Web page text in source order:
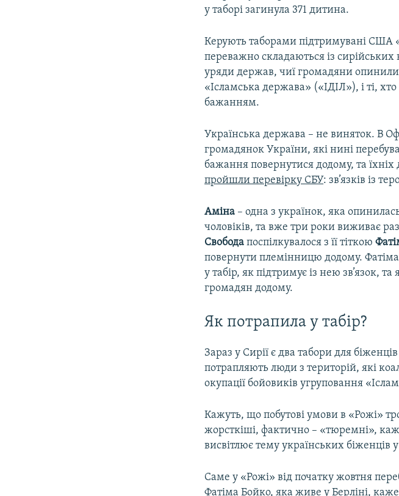
у таборі загинула 371 дитина.
Керують таборами підтримувані США
переважно складаються із
уряди держав, чиї громадяни
«Ісламська держава» («ІДІЛ»), і ті,
бажанням.
Українська держава – не виняток. В
громадянок України, які нині
бажання повернутися додому, та їхніх
пройшли перевірку СБУ: зв’язків із
Аміна – одна з українок, яка
чоловіків, та вже три роки виживає
Свобода поспілкувалося з її тіткою
повернути племінницю додому.
у табір, як підтримує із нею зв’язок,
громадян додому.
Як потрапила у табір?
Зараз у Сирії є два табори для
потрапляють люди з територій, які
окупації бойовиків угруповання
Кажуть, що побутові умови в «Рожі»
жорсткіші, фактично – «тюремні»,
висвітлює тему українських біженців
Саме у «Рожі» від початку жовтня
Фатіма Бойко, яка живе у Берліні,